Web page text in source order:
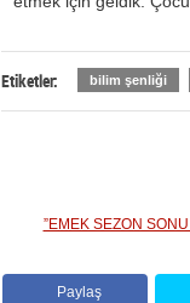
Etiketler: bilim şenliği
”EMEK SEZON
Paylaş